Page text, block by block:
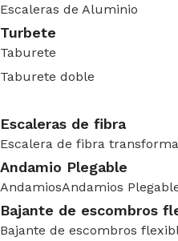
Escaleras de Aluminio
Turbete
Taburete
Taburete doble
Escaleras de fibra
Escalera de fibra
Andamio Plegable
AndamiosAndamios
Bajante de escombros
Bajante de escombros